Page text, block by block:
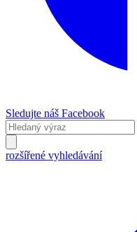
Sledujte náš Facebook
rozšířené vyhledávání